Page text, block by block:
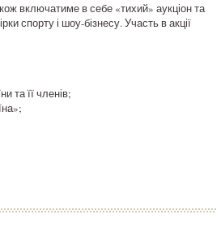
включатиме в себе «тихий» аукціон та
спорту і шоу-бізнесу. Участь в акції
та її членів;